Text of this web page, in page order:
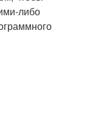
либо